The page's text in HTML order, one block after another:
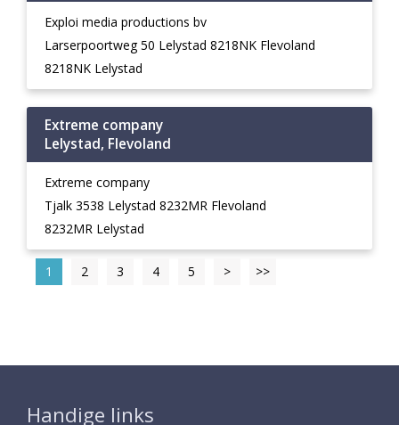
Exploi media productions bv
Larserpoortweg 50 Lelystad 8218NK Flevoland
8218NK Lelystad
Extreme company
Lelystad, Flevoland
Extreme company
Tjalk 3538 Lelystad 8232MR Flevoland
8232MR Lelystad
1 2 3 4 5 > >>
Handige links